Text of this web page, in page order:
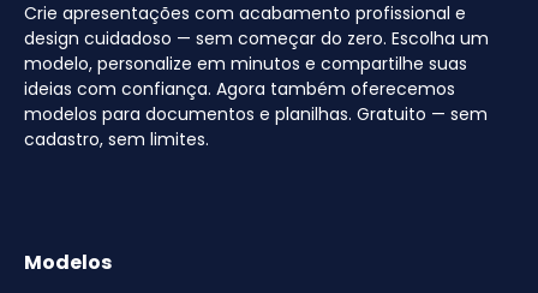
Crie apresentações com acabamento profissional e
design cuidadoso — sem começar do zero. Escolha um
modelo, personalize em minutos e compartilhe suas
ideias com confiança. Agora também oferecemos
modelos para documentos e planilhas. Gratuito — sem
cadastro, sem limites.
Modelos